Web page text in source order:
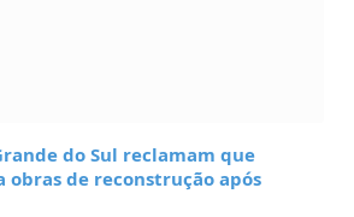
do Sul reclamam que
obras de reconstrução após